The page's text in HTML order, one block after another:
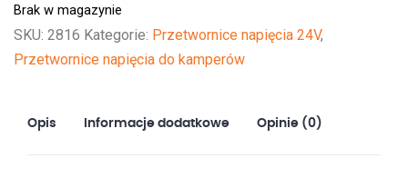
Brak w magazynie
SKU: 2816 Kategorie: Przetwornice napięcia 24V,
Przetwornice napięcia do kamperów
Opis Informacje dodatkowe Opinie (0)